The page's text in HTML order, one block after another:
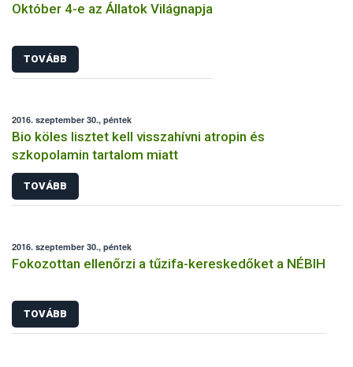
Október 4-e az Állatok Világnapja
TOVÁBB
2016. szeptember 30., péntek
Bio köles lisztet kell visszahívni atropin és
szkopolamin tartalom miatt
TOVÁBB
2016. szeptember 30., péntek
Fokozottan ellenőrzi a tűzifa-kereskedőket a NÉBIH
TOVÁBB